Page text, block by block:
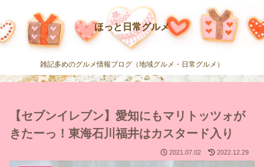
ほっと日常グルメ
雑記多めのグルメ情報ブログ（地域グルメ・日常グルメ）
【セブンイレブン】愛知にもマリトッツォが
きたーっ！東海石川福井はカスタード入り
2021.07.02 2022.12.29